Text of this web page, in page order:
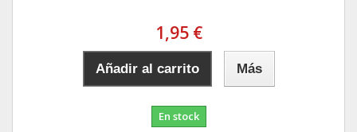
1,95 €
Añadir al carrito Más
En stock